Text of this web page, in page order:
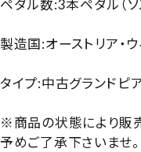
ペダル数:3本ペダル（ソ
製造国:オーストリア・
タイプ:中古グランドピ
※商品の状態により販
予めご了承下さいませ。